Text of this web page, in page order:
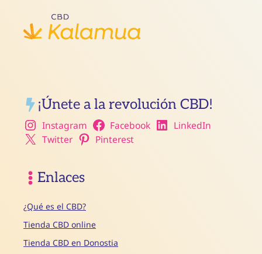
¡Únete a la revolución CBD!
Instagram Facebook
LinkedIn
Twitter
Pinterest
Enlaces
¿Qué es el CBD?
Tienda CBD online
Tienda CBD en Donostia